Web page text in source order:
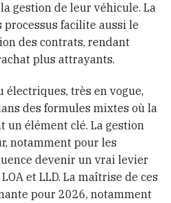
gestion de leur véhicule. La
facilite aussi le
des contrats, rendant
plus attrayants.
électriques, très en vogue,
des formules mixtes où la
élément clé. La gestion
notamment pour les
devenir un vrai levier
et LLD. La maîtrise de ces
pour 2026, notamment